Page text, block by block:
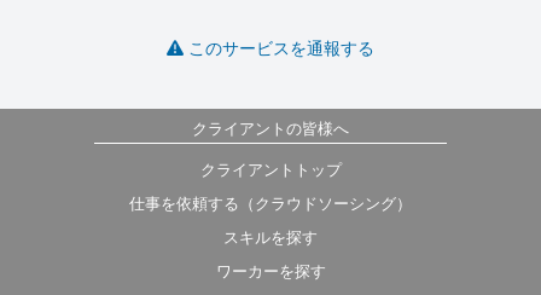
このサービスを通報する
クライアントの皆様へ
クライアントトップ
仕事を依頼する（クラウドソーシング）
スキルを探す
ワーカーを探す